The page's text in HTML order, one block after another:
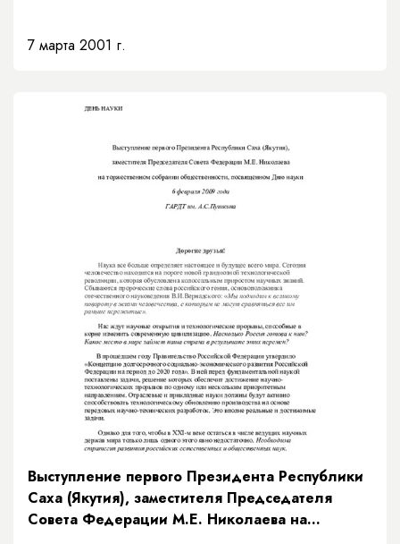
7 марта 2001 г.
Выступление первого Президента Республики
Саха (Якутия), заместителя Председателя
Совета Федерации М.Е. Николаева на